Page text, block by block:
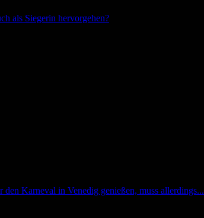
als Siegerin hervorgehen?
Karneval in Venedig genießen, muss allerdings...